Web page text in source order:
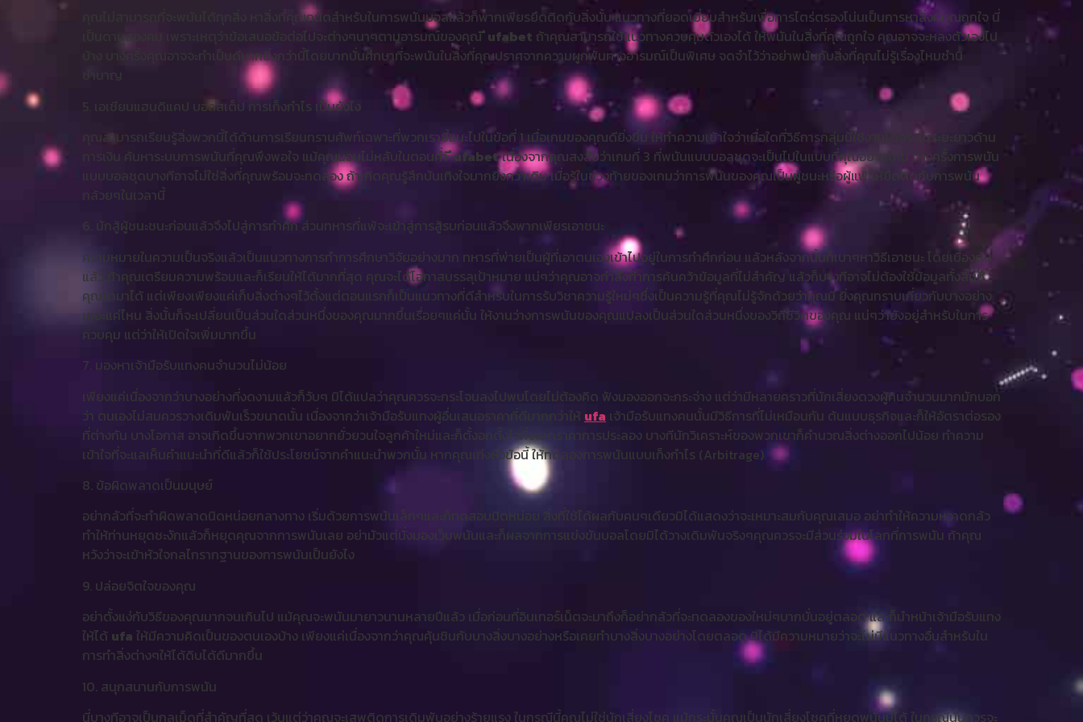
คุณไม่สามารถที่จะพนันได้ทุกสิ่ง หาสิ่งที่คุณถนัดสำหรับในการพนันบอลแล้วก็พากเพียรยึดติดกับสิ่งนั้น แนวทางที่ยอดเยี่ยมสำหรับเพื่อการไตร่ตรองโน่นเป็นการหาสิ่งที่คุณถูกใจ นี่
เป็นดาบสองคม เพราะเหตุว่าข้อเสนอข้อต่อไปจะต่างๆนาๆตามอารมณ์ของคุณี ufabet ถ้าคุณสามารถใช้แนวทางควบคุมตัวเองได้ ให้พนันในสิ่งที่คุณถูกใจ คุณอาจจะหลงตัวเองไป
บ้าง บางครั้งคุณอาจจะทำเป็นดีมากยิ่งกว่านี้โดยบากบั่นศึกษาที่จะพนันในสิ่งที่คุณปราศจากความผูกพันทางอารมณ์เป็นพิเศษ จดจำไว้ว่าอย่าพนันกับสิ่งที่คุณไม่รู้เรื่องไหมชำนิ
ชำนาญ
5. เอเชียนแฮนดิแคป บอลสเต็ป การเก็งกำไร เป็นยังไง
คุณสามารถเรียนรู้สิ่งพวกนี้ได้ด้านการเรียนทราบศัพท์เฉพาะที่พวกเราชี้แนะไปในข้อที่ 1 เมื่อเกมของคุณดียิ่งขึ้น ให้ทำความเข้าใจว่าเมื่อใดที่วิธีการกลุ่มนี้ใช้งานได้จริงในระยะยาวด้าน
การเงิน ค้นหาระบบการพนันที่คุณพึงพอใจ แม้คุณนอนไม่หลับในตอนค่ำี ufabetเนื่องจากคุณสงสัยว่าเกมที่ 3 ที่พนันแบบบอลชุดจะเป็นไปในแบบที่คุณอยากไหม บางครั้งการพนัน
แบบบอลชุดบางทีอาจไม่ใช่สิ่งที่คุณพร้อมจะทดลอง ถ้าเกิดคุณรู้สึกบันเทิงใจมากยิ่งกว่าเดิม เมื่อรู้ในช่วงท้ายของเกมว่าการพนันของคุณเป็นผู้ชนะหรือผู้แพ้ ให้ยึดติดกับการพนัน
กล้วยๆในเวลานี้
6. นักสู้ผู้ชนะชนะก่อนแล้วจึงไปสู่การทำศึก ส่วนทหารที่แพ้จะเข้าสู่การสู้รบก่อนแล้วจึงพากเพียรเอาชนะ
ความหมายในความเป็นจริงแล้วเป็นแนวทางการทำการศึกษาวิจัยอย่างมาก ทหารที่พ่ายเป็นผู้ที่เอาตนเองเข้าไปอยู่ในการทำศึกก่อน แล้วหลังจากนั้นก็เบาๆหาวิธีเอาชนะ โดยเบื้องต้น
แล้ว ถ้าคุณเตรียมความพร้อมและก็เรียนให้ได้มากที่สุด คุณจะได้โอกาสบรรลุเป้าหมาย แน่ๆว่าคุณอาจกำลังทำการค้นคว้าข้อมูลที่ไม่สำคัญ แล้วก็บางทีอาจไม่ต้องใช้ข้อมูลทั้งสิ้นที่
คุณหามาได้ แต่เพียงเพียงแค่เก็บสิ่งต่างๆไว้ตั้งแต่ตอนแรกก็เป็นแนวทางที่ดีสำหรับในการรับวิชาความรู้ใหม่ๆซึ่งเป็นความรู้ที่คุณไม่รู้จักด้วยว่าคุณมี ยิ่งคุณทราบเกี่ยวกับบางอย่าง
เยอะแค่ไหน สิ่งนั้นก็จะเปลี่ยนเป็นส่วนใดส่วนหนึ่งของคุณมากขึ้นเรื่อยๆแค่นั้น ให้งานว่างการพนันของคุณแปลงเป็นส่วนใดส่วนหนึ่งของวิถีชีวิตของคุณ แน่ๆว่ายังอยู่สำหรับในการ
ควบคุม แต่ว่าให้เปิดใจเพิ่มมากขึ้น
7. มองหาเจ้ามือรับแทงคนจำนวนไม่น้อย
เพียงแค่เนื่องจากว่าบางอย่างที่งดงามแล้วก็วับๆ มิได้แปลว่าคุณควรจะกระโจนลงไปพบโดยไม่ต้องคิด ฟังมองออกจะกระจ่าง แต่ว่ามีหลายคราวที่นักเสี่ยงดวงผู้คนจำนวนมากมักบอก
ว่า ตนเองไม่สมควรวางเดิมพันเร็วขนาดนั้น เนื่องจากว่าเจ้ามือรับแทงผู้อื่นเสนอราคาที่ดีมากกว่าให้ ufa เจ้ามือรับแทงคนนั้นมีวิธีการที่ไม่เหมือนกัน ต้นแบบธุรกิจและก็ให้อัตราต่อรอง
ที่ต่างกัน บางโอกาส อาจเกิดขึ้นจากพวกเขาอยากยั่วยวนใจลูกค้าใหม่และก็ตั้งอกตั้งใจที่จะลดราคาการประลอง บางทีนักวิเคราะห์ของพวกเขาก็คำนวณสิ่งต่างออกไปน้อย ทำความ
เข้าใจที่จะแลเห็นคำแนะนำที่ดีแล้วก็ใช้ประโยชน์จากคำแนะนำพวกนั้น หากคุณเก่งหัวข้อนี้ ให้ทดลองการพนันแบบเก็งกำไร (Arbitrage)
8. ข้อผิดพลาดเป็นมนุษย์
อย่ากลัวที่จะทำผิดพลาดนิดหน่อยกลางทาง เริ่มด้วยการพนันเล็กๆและก็ทดสอบนิดหน่อย สิ่งที่ใช้ได้ผลกับคนๆเดียวมิได้แสดงว่าจะเหมาะสมกับคุณเสมอ อย่าทำให้ความหวาดกลัว
ทำให้ท่านหยุดชะงักแล้วก็หยุดคุณจากการพนันเลย อย่ามัวแต่นั่งมองเว็บพนันและก็ผลจากการแข่งขันบอลโดยมิได้วางเดิมพันจริงๆคุณควรจะมีส่วนร่วมในโลกที่การพนัน ถ้าคุณ
หวังว่าจะเข้าหัวใจกลไกรากฐานของการพนันเป็นยังไง
9. ปล่อยจิตใจของคุณ
อย่าตั้งแง่กับวิธีของคุณมากจนเกินไป แม้คุณจะพนันมายาวนานหลายปีแล้ว เมื่อก่อนที่อินเทอร์เน็ตจะมาถึงก็อย่ากลัวที่จะทดลองของใหม่ๆบากบั่นอยู่ตลอด และก็นำหน้าเจ้ามือรับแทง
ให้ได้ ufa ให้มีความคิดเป็นของตนเองบ้าง เพียงแค่เนื่องจากว่าคุณคุ้นชินกับบางสิ่งบางอย่างหรือเคยทำบางสิ่งบางอย่างโดยตลอด มิได้มีความหมายว่าจะไม่มีแนวทางอื่นสำหรับใน
การทำสิ่งต่างๆให้ได้ดิบได้ดีมากขึ้น
10. สนุกสนานกับการพนัน
นี่บางทีอาจเป็นกลเม็ดที่สำคัญที่สุด เว้นแต่ว่าคุณจะเสพติดการเดิมพันอย่างร้ายแรง ในกรณีนี้คุณไม่ใช่นักเสี่ยงโชค แม้กระนั้นคุณเป็นนักเสี่ยงโชคที่หยุดพนันมิได้ ในกรณีนั้นควรจะ